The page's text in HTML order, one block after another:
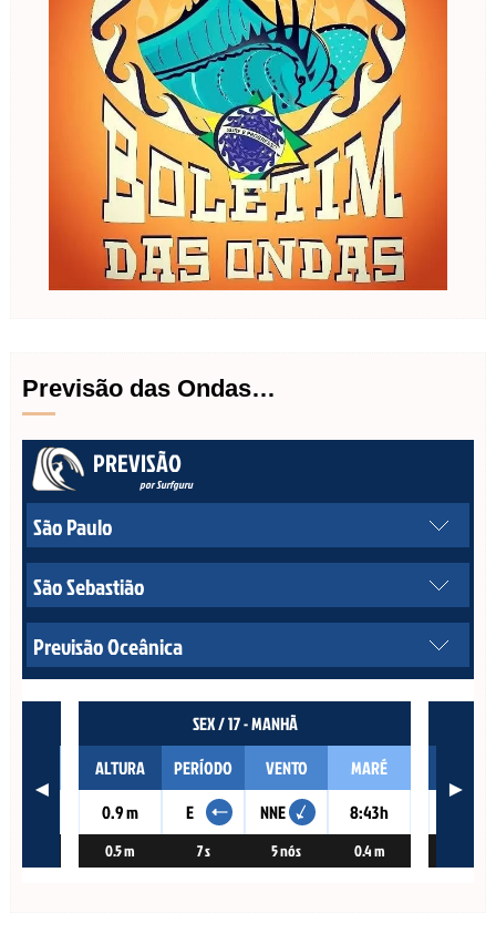
Previsão das Ondas…